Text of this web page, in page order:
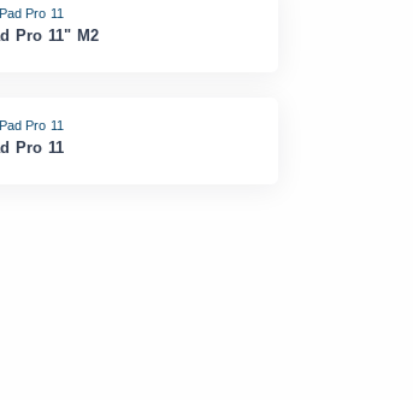
Pro 11" M2
Pro 11